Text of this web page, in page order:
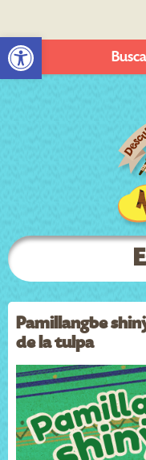
Abrir barra de herramientas
Pamillangbe
de la tulpa